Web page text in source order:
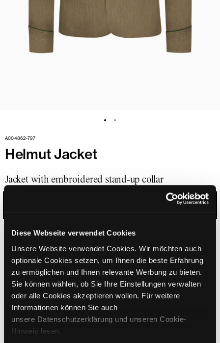
Diese Webseite verwendet Cookies
Unsere Website verwendet Cookies. Wir möchten auch
optionale Cookies setzen, um Ihnen die beste Erfahrung
zu ermöglichen und Ihnen relevante Werbung zu bieten.
Sie können wählen, ob Sie Ihre Einstellungen verwalten
oder alle Cookies akzeptieren wollen. Für weitere
Informationen können Sie auch
unsere Datenschutzerklärung und unseren Cookie-
Hinweis lesen.
A004862-797
Helmut Jacket
Jacket with embroidered stand-up collar
CHOOSE SIZE
499 incl. VAT / excl. shipping
PLEASE CHOOSE A SIZE
ADD TO CART